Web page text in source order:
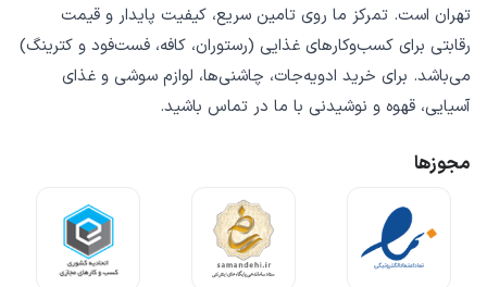
تهران است. تمرکز ما روی تامین سریع، کیفیت پایدار و قیمت
رقابتی برای کسب‌وکارهای غذایی (رستوران، کافه، فست‌فود و کترینگ)
می‌باشد. برای خرید ادویه‌جات، چاشنی‌ها، لوازم سوشی و غذای
آسیایی، قهوه و نوشیدنی با ما در تماس باشید.
مجوزها